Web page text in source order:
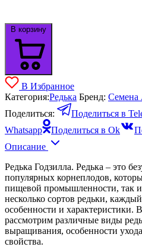
В корзину
В Избранное
Категория:Редька Бренд: Семена
Поделиться:
Поделиться в
Whatsapp
Поделиться в Ok
Описание
Редька Годзилла. Редька – это
популярных корнеплодов,
пищевой промышленности, так
несколько сортов редьки,
особенности и характеристики.
рассмотрим различные виды
выращивания, особенности
свойства.